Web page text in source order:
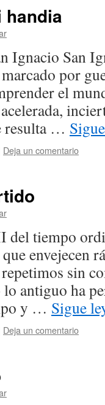
handia
Ignacio San
por
el
resulta …
Deja un comentario
del tiempo
envejecen
sin
antiguo ha
y … Sigue
Deja un comentario